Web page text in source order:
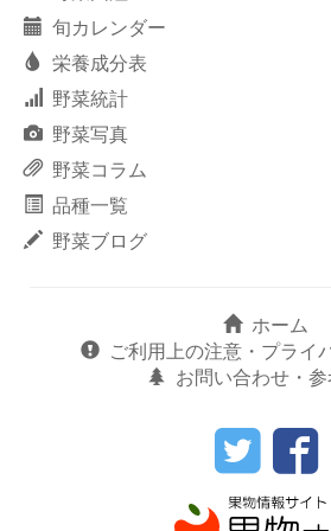
旬カレンダー
栄養成分表
野菜統計
野菜写真
野菜コラム
品種一覧
野菜ブログ
ホーム
ご利用上の注意・プライ
お問い合わせ・